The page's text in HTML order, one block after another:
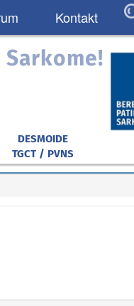
Kontakt
DESMOIDE
TGCT / PVNS